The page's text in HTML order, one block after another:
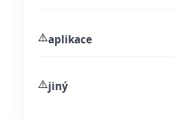
⚠️aplikace
⚠️jiný